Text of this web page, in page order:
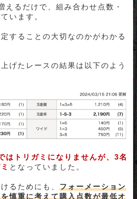
えるだけで、組み合わせ点数・
います。
することの大切なのかがわかる
げたレースの結果は以下のよう
はトリガミになりませんが、3名
となっていました。
るためにも、 フォーメーション
慎重に考えて購入点数が最低オ